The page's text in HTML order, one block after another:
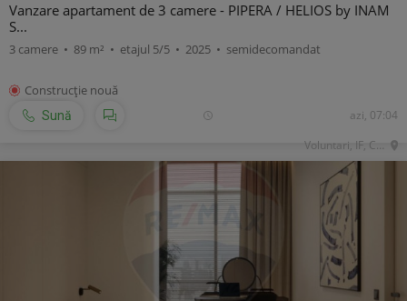
Vanzare apartament de 3 camere - PIPERA / HELIOS by INAM
S...
3 camere • 89 m² • etajul 5/5 • 2025 • semidecomandat
Construcţie nouă
Sună
azi, 07:04
Voluntari, IF, Central